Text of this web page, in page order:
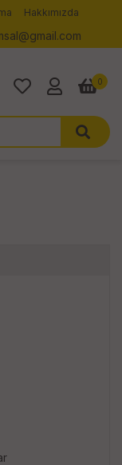
Hakkımızda
0